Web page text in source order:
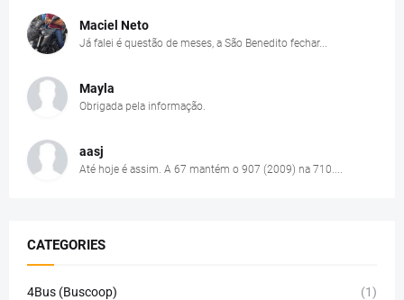
Maciel Neto
Já falei é questão de meses, a São Benedito fechar...
Mayla
Obrigada pela informação.
aasj
Até hoje é assim. A 67 mantém o 907 (2009) na 710....
CATEGORIES
4Bus (Buscoop) (1)